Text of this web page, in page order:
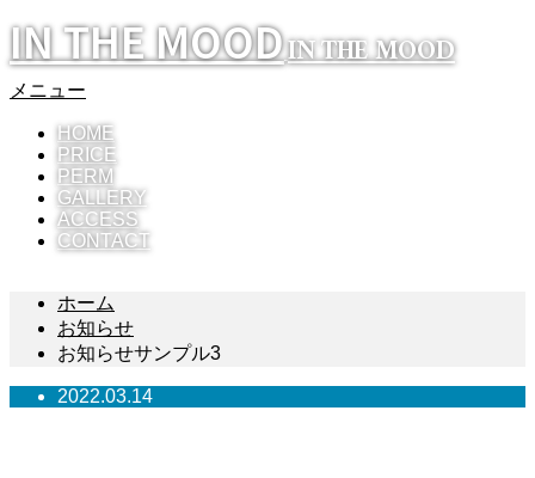
IN THE MOODIN THE MOOD
メニュー
HOME
PRICE
PERM
GALLERY
ACCESS
CONTACT
ホーム
お知らせ
お知らせサンプル3
2022.03.14